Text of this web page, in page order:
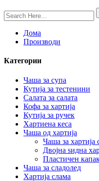
Дома
Производи
Категории
Чаша за супа
Кутија за тестенини
Салата за салата
Кофа за хартија
Кутија за ручек
Хартиена кеса
Чаша од хартија
Чаша за хартија
Двојна ѕидна
Пластичен
Чаша за сладолед
Хартија слама